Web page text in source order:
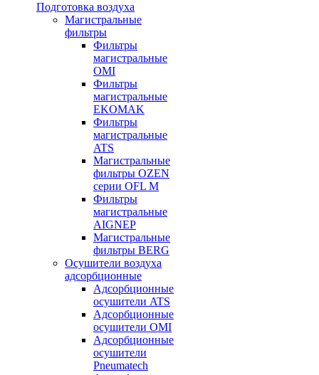
Подготовка воздуха
Магистральные
фильтры
Фильтры
магистральные
OMI
Фильтры
магистральные
EKOMAK
Фильтры
магистральные
ATS
Магистральные
фильтры OZEN
серии OFL M
Фильтры
магистральные
AIGNEP
Магистральные
фильтры BERG
Осушители воздуха
адсорбционные
Адсорбционные
осушители ATS
Адсорбционные
осушители OMI
Адсорбционные
осушители
Pneumatech